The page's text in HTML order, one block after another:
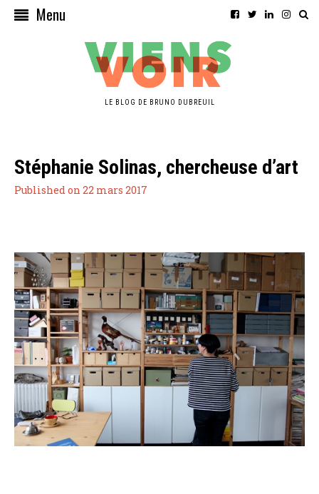
Menu
LE BLOG DE BRUNO DUBREUIL
Stéphanie Solinas, chercheuse d’art
Published on 22 mars 2017